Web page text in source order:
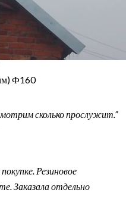
Ф160
сколько прослужит.”
Резиновое
Заказала отдельно